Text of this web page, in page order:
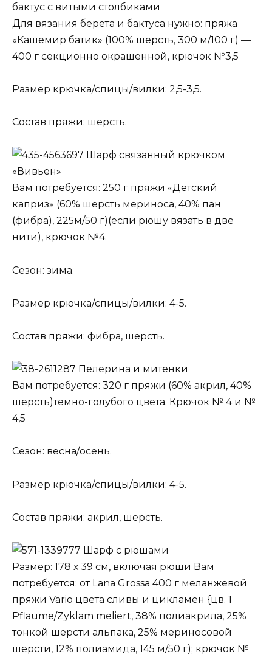
бактус с витыми столбиками
Для вязания берета и бактуса нужно: пряжа
«Кашемир батик» (100% шерсть, 300 м/100 г) —
400 г секционно окрашенной, крючок №3,5
Размер крючка/спицы/вилки: 2,5-3,5.
Состав пряжи: шерсть.
Шарф связанный крючком
«Вивьен»
Вам потребуется: 250 г пряжи «Детский
каприз» (60% шерсть мериноса, 40% пан
(фибра), 225м/50 г)(если рюшу вязать в две
нити), крючок №4.
Сезон: зима.
Размер крючка/спицы/вилки: 4-5.
Состав пряжи: фибра, шерсть.
Пелерина и митенки
Вам потребуется: 320 г пряжи (60% акрил, 40%
шерсть)темно-голубого цвета. Крючок № 4 и №
4,5
Сезон: весна/осень.
Размер крючка/спицы/вилки: 4-5.
Состав пряжи: акрил, шерсть.
Шарф с рюшами
Размер: 178 х 39 см, включая рюши Вам
потребуется: от Lana Grossa 400 г меланжевой
пряжи Vario цвета сливы и цикламен {цв. 1
Pflaume/Zyklam meliert, 38% полиакрила, 25%
тонкой шерсти альпака, 25% мериносовой
шерсти, 12% полиамида, 145 м/50 г); крючок №